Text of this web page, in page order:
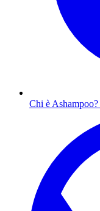
Chi è Ashampoo?